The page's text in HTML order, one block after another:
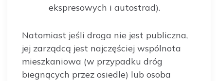
ekspresowych i autostrad).
Natomiast jeśli droga nie jest publiczna,
jej zarządcą jest najczęściej wspólnota
mieszkaniowa (w przypadku dróg
biegnących przez osiedle) lub osoba